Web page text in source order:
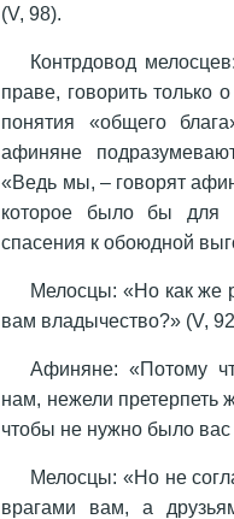
(V, 98).
Контрдовод
праве, говорить только
понятия «общего
афиняне
«Ведь мы, – говорят
которое было бы для
спасения к обоюдной
Мелосцы: «Но как же
вам владычество?» (V,
Афиняне: «Потому
нам, нежели претерпеть
чтобы не нужно было вас
Мелосцы: «Но не
врагами вам, а